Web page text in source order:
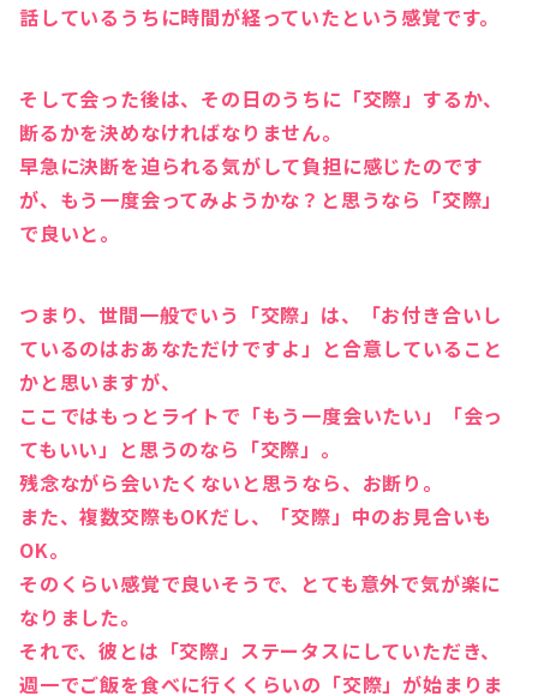
話しているうちに時間が経っていたという感覚です。
そして会った後は、その日のうちに「交際」するか、
断るかを決めなければなりません。
早急に決断を迫られる気がして負担に感じたのです
が、もう一度会ってみようかな？と思うなら「交際」
で良いと。
つまり、世間一般でいう「交際」は、「お付き合いし
ているのはおあなただけですよ」と合意していること
かと思いますが、
ここではもっとライトで「もう一度会いたい」「会っ
てもいい」と思うのなら「交際」。
残念ながら会いたくないと思うなら、お断り。
また、複数交際もOKだし、「交際」中のお見合いも
OK。
そのくらい感覚で良いそうで、とても意外で気が楽に
なりました。
それで、彼とは「交際」ステータスにしていただき、
週一でご飯を食べに行くくらいの「交際」が始まりま